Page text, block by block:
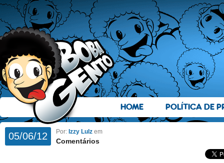
HOME POLÍTICA DE
05/06/12 Por: Izzy Lulz em
Comentários